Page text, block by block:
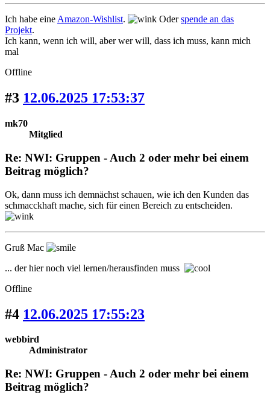
Ich habe eine Amazon-Wishlist. Oderspende an das
Projekt.
Ich kann, wenn ich will, aber wer will, dass ich muss, kann mich
mal
Offline
#3 12.06.2025 17:53:37
mk70
Mitglied
Re: NWI: Gruppen - Auch 2 oder mehr bei einem
Beitrag möglich?
Ok, dann muss ich demnächst schauen, wie ich den Kunden das
schmacckhaft mache, sich für einen Bereich zu entscheiden.
Gruß Mac
... der hier noch viel lernen/herausfinden muss
Offline
#4 12.06.2025 17:55:23
webbird
Administrator
Re: NWI: Gruppen - Auch 2 oder mehr bei einem
Beitrag möglich?